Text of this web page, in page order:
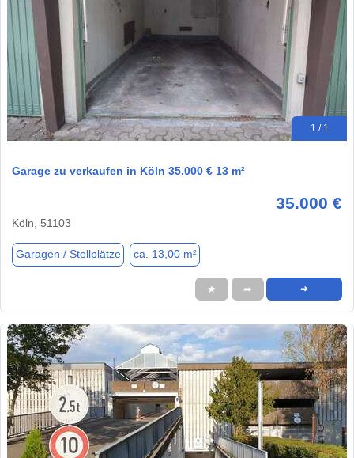
1 / 1
Garage zu verkaufen in Köln 35.000 € 13 m²
35.000 €
Köln, 51103
Garagen / Stellplätze ca. 13,00 m²
★ ➦ ➜